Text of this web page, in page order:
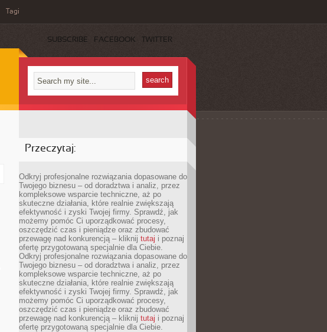
Tagi
SUBSCRIBE FACEBOOK TWITTER
Przeczytaj:
Odkryj profesjonalne rozwiązania dopasowane do
Twojego biznesu – od doradztwa i analiz, przez
kompleksowe wsparcie techniczne, aż po
skuteczne działania, które realnie zwiększają
efektywność i zyski Twojej firmy. Sprawdź, jak
możemy pomóc Ci uporządkować procesy,
oszczędzić czas i pieniądze oraz zbudować
przewagę nad konkurencją – kliknij tutaj i poznaj
ofertę przygotowaną specjalnie dla Ciebie.
Odkryj profesjonalne rozwiązania dopasowane do
Twojego biznesu – od doradztwa i analiz, przez
kompleksowe wsparcie techniczne, aż po
skuteczne działania, które realnie zwiększają
efektywność i zyski Twojej firmy. Sprawdź, jak
możemy pomóc Ci uporządkować procesy,
oszczędzić czas i pieniądze oraz zbudować
przewagę nad konkurencją – kliknij tutaj i poznaj
ofertę przygotowaną specjalnie dla Ciebie.